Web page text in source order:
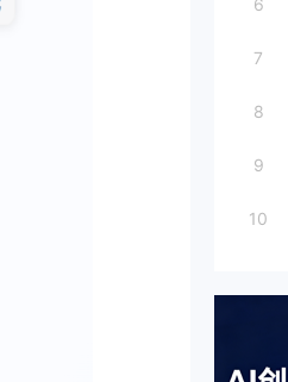
6
7
8
9
10